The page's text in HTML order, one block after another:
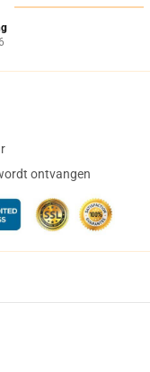
ontvangen